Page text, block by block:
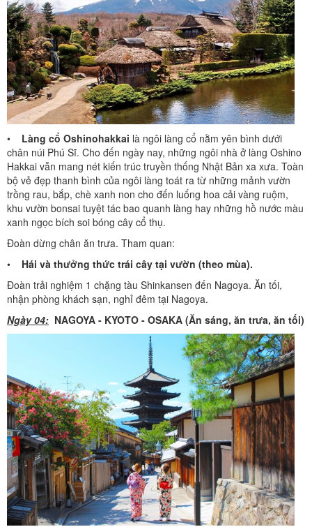
• Làng cổ Oshinohakkai là ngôi làng cổ nằm yên bình dưới
chân núi Phú Sĩ. Cho đến ngày nay, những ngôi nhà ở làng Oshino
Hakkai vẫn mang nét kiến trúc truyền thống Nhật Bản xa xưa. Toàn
bộ vẻ đẹp thanh bình của ngôi làng toát ra từ những mảnh vườn
trồng rau, bắp, chè xanh non cho đến luống hoa cải vàng ruộm,
khu vườn bonsai tuyệt tác bao quanh làng hay những hồ nước màu
xanh ngọc bích soi bóng cây cổ thụ.
Đoàn dừng chân ăn trưa. Tham quan:
• Hái và thưởng thức trái cây tại vườn (theo mùa).
Đoàn trải nghiệm 1 chặng tàu Shinkansen đến Nagoya. Ăn tối,
nhận phòng khách sạn, nghỉ đêm tại Nagoya.
Ngày 04: NAGOYA - KYOTO - OSAKA (Ăn sáng, ăn trưa, ăn tối)